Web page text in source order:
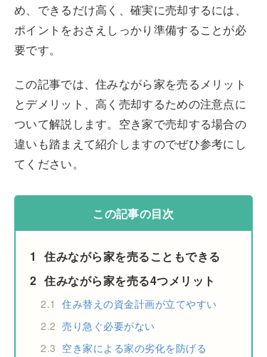
め、できるだけ高く、確実に売却するには、
ポイントをおさえしっかり準備することが必
要です。
この記事では、住みながら家を売るメリット
とデメリット、高く売却するための注意点に
ついて解説します。空き家で売却する場合の
違いも踏まえて紹介しますのでぜひ参考にし
てください。
この記事の目次
1
住みながら家を売ることもできる
2 住みながら家を売る4つメリット
2.1 住み替えの資金計画が立てやすい
2.2 売り急ぐ必要がない
2.3 空き家による家の劣化を防げる